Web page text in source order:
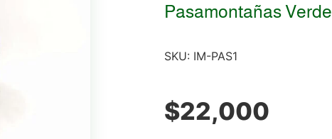
Pasamontañas Verde
SKU: IM-PAS1
$22,000